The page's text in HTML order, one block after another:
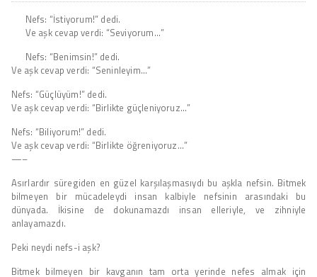
Nefs: “İstiyorum!” dedi.
Ve aşk cevap verdi: “Seviyorum…”
Nefs: “Benimsin!” dedi.
Ve aşk cevap verdi: “Seninleyim…”
Nefs: “Güçlüyüm!” dedi.
Ve aşk cevap verdi: “Birlikte güçleniyoruz…”
Nefs: “Biliyorum!” dedi.
Ve aşk cevap verdi: “Birlikte öğreniyoruz…”
—–
Asırlardır süregiden en güzel karşılaşmasıydı bu aşkla nefsin. Bitmek
bilmeyen bir mücadeleydi insan kalbiyle nefsinin arasındaki bu
dünyada. İkisine de dokunamazdı insan elleriyle, ve zihniyle
anlayamazdı.
Peki neydi nefs-i aşk?
Bitmek bilmeyen bir kavganın tam orta yerinde nefes almak için